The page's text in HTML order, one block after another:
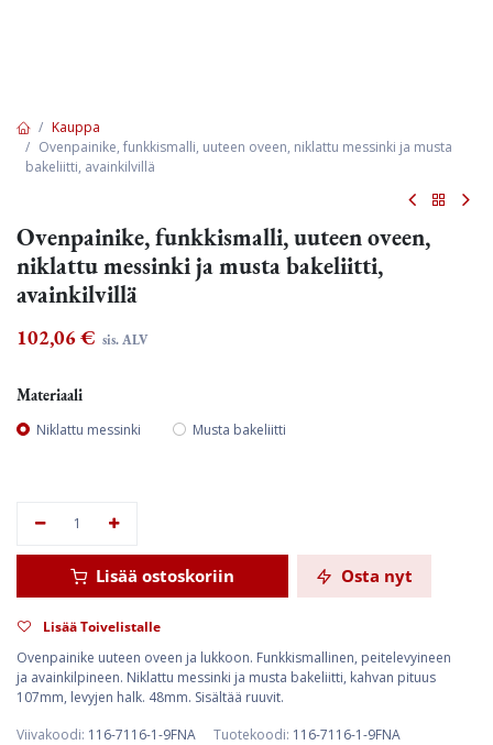
Kauppa
Ovenpainike, funkkismalli, uuteen oveen, niklattu messinki ja musta
bakeliitti, avainkilvillä
Ovenpainike, funkkismalli, uuteen oveen,
niklattu messinki ja musta bakeliitti,
avainkilvillä
102,06€ sis. ALV
Materiaali
Niklattu messinki Musta bakeliitti
Lisää ostoskoriin Osta nyt
Lisää Toivelistalle
Ovenpainike uuteen oveen ja lukkoon. Funkkismallinen, peitelevyineen
ja avainkilpineen. Niklattu messinki ja musta bakeliitti, kahvan pituus
107mm, levyjen halk. 48mm. Sisältää ruuvit.
Viivakoodi: 116-7116-1-9FNA Tuotekoodi: 116-7116-1-9FNA